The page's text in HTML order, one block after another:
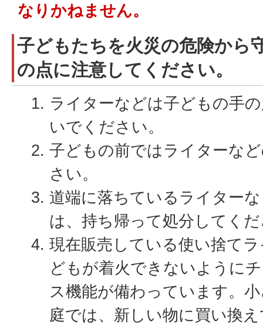
なりかねません。
子どもたちを火災の危険から
の点に注意してください。
ライターなどは子どもの手
いでください。
子どもの前ではライターな
さい。
道端に落ちているライター
は、持ち帰って処分してく
現在販売している使い捨て
どもが着火できないように
ス機能が備わっています。
庭では、新しい物に買い換